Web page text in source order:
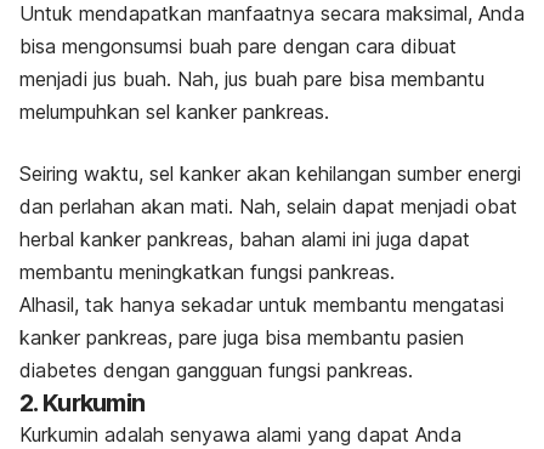
Untuk mendapatkan manfaatnya secara maksimal, Anda
bisa mengonsumsi buah pare dengan cara dibuat
menjadi jus buah. Nah, jus buah pare bisa membantu
melumpuhkan sel kanker pankreas.
Seiring waktu, sel kanker akan kehilangan sumber energi
dan perlahan akan mati. Nah, selain dapat menjadi obat
herbal kanker pankreas, bahan alami ini juga dapat
membantu meningkatkan fungsi pankreas.
Alhasil, tak hanya sekadar untuk membantu mengatasi
kanker pankreas, pare juga bisa membantu pasien
diabetes dengan gangguan fungsi pankreas.
2. Kurkumin
Kurkumin adalah senyawa alami yang dapat Anda